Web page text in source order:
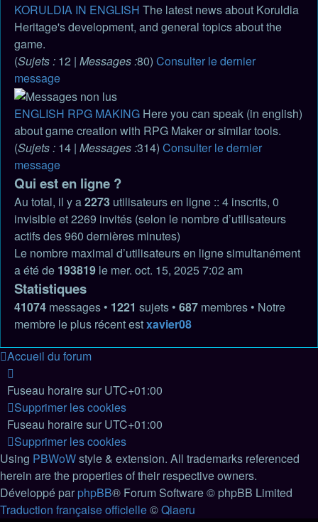
KORULDIA IN ENGLISH The latest news about Koruldia
Heritage's development, and general topics about the
game.
(Sujets : 12 | Messages :80) Consulter le dernier
message
ENGLISH RPG MAKING Here you can speak (in english)
about game creation with RPG Maker or similar tools.
(Sujets : 14 | Messages :314) Consulter le dernier
message
Qui est en ligne ?
Au total, il y a2273 utilisateurs en ligne :: 4 inscrits, 0
invisible et 2269 invités (selon le nombre d’utilisateurs
actifs des 960 dernières minutes)
Le nombre maximal d’utilisateurs en ligne simultanément
a été de 193819 le mer. oct. 15, 2025 7:02 am
Statistiques
41074 messages • 1221 sujets • 687 membres • Notre
membre le plus récent estxavier08
Accueil du forum
Fuseau horaire sur UTC+01:00
Supprimer les cookies
Fuseau horaire sur UTC+01:00
Supprimer les cookies
Using PBWoWstyle & extension. All trademarks referenced
herein are the properties of their respective owners.
Développé par phpBB® Forum Software © phpBB Limited
Traduction française officielle©Qiaeru